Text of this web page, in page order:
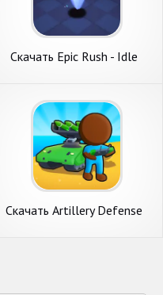
Скачать Epic Rush - Idle
Андроид
Скачать Artillery Defense